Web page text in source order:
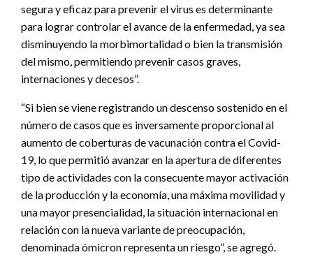
segura y eficaz para prevenir el virus es determinante
para lograr controlar el avance de la enfermedad, ya sea
disminuyendo la morbimortalidad o bien la transmisión
del mismo, permitiendo prevenir casos graves,
internaciones y decesos”.
“Si bien se viene registrando un descenso sostenido en el
número de casos que es inversamente proporcional al
aumento de coberturas de vacunación contra el Covid-
19, lo que permitió avanzar en la apertura de diferentes
tipo de actividades con la consecuente mayor activación
de la producción y la economía, una máxima movilidad y
una mayor presencialidad, la situación internacional en
relación con la nueva variante de preocupación,
denominada ómicron representa un riesgo”, se agregó.